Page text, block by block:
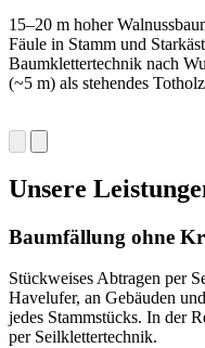
15–20 m hoher
Fäule in Stamm und
Baumklettertechnik nach
(~5 m) als stehendes
Unsere
Baumfällung ohne
Stückweises Abtragen per
Havelufer, an Gebäuden
jedes Stammstücks. In der
per Seilklettertechnik.